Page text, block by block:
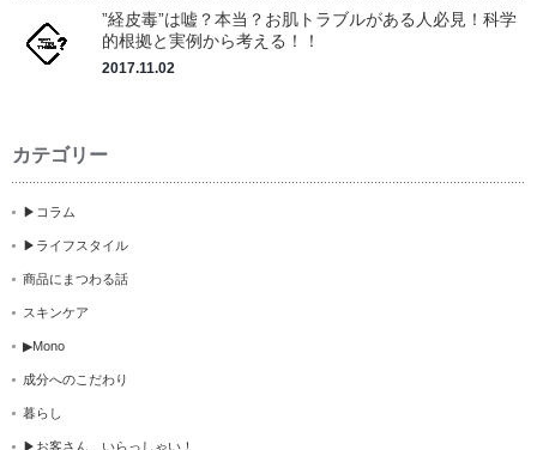
”経皮毒”は嘘？本当？お肌トラブルがある人必見！科学
的根拠と実例から考える！！
2017.11.02
カテゴリー
▶コラム
▶ライフスタイル
商品にまつわる話
スキンケア
▶Mono
成分へのこだわり
暮らし
▶お客さん、いらっしゃい！